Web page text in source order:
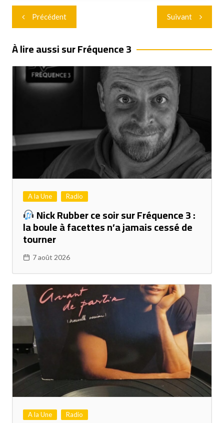
Navigation
de
l’article
Précédent Suivant
À lire aussi sur Fréquence 3
A la Une Radio
Nick Rubber ce soir sur Fréquence 3 :
la boule à facettes n’a jamais cessé de
tourner
7 août 2026
A la Une Radio